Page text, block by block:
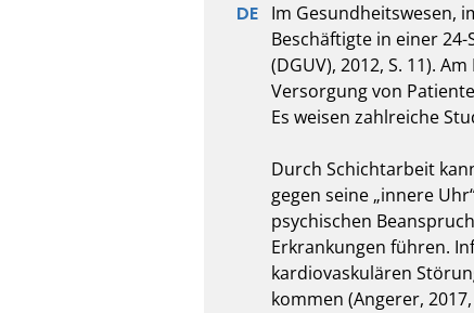
Im Gesundheitswesen,
Beschäftigte in einer
(DGUV), 2012, S. 11).
Versorgung von
Es weisen zahlreiche
Durch Schichtarbeit
gegen seine „innere
psychischen
Erkrankungen führen.
kardiovaskulären
kommen (Angerer,